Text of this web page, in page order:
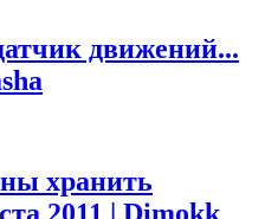
движений...
хранить